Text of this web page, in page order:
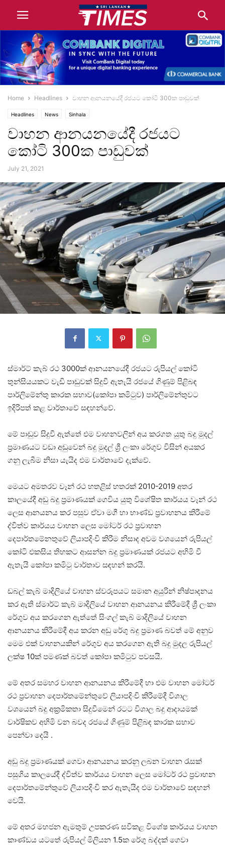
Home Headlines වාහන ආනයනයේදී රජයට කෝටි 300ක පාඩුවක්
Headlines News Sinhala
වාහන ආනයනයේදී රජයට
කෝටි 300ක පාඩුවක්
July 21, 2021
ස්මාර්ට් කැබ් රථ 3000ක් ආනයනයේදී රජයට රුපියල් කෝටි
තුන්සියයකට වැඩි පාඩුවක් සිදුවී ඇතැයි රජයේ ගිණුම් පිළිබඳ
පාර්ලිමේන්තු කාරක සභාව(කෝපා කමිටුව) පාර්ලිමේන්තුවට
ඉදිරිපත් කළ වාර්තාවේ සඳහන්වේ.
මේ පාඩුව සිදුවී ඇත්තේ එම වාහනවලින් අය කරගත යුතු බදු මුදල්
ප්‍රමාණයට වඩා අඩුවෙන් බදු මුදල් ශ්‍රී ලංකා රේගුව විසින් අයකර
ගනු ලැබීම නිසා යැයිද එම වාර්තාවේ දැක්වේ.
මෙයට අමතරව වෑන් රථ හතළිස් හතරක් 2010-2019 අතර
කාලයේදී අඩු බදු ප්‍රමාණයක් ගෙවිය යුතු විශේෂිත කාර්යය වෑන් රථ
ලෙස ආනයනය කර පසුව ඒවා මගී හා භාණ්ඩ ප්‍රවාහනය කිරීමේ
ද්විත්ව කාර්යය වාහන ලෙස මෝටර් රථ ප්‍රවාහන
දෙපාර්තමේනතුවේ ලියාපදිංචි කිරීම නිසාද අවම වශයෙන් රුපියල්
කෝටි එකසිය තිහකට ආසන්න බදු ප්‍රමාණයක් රජයට අහිමි වී
ඇතැයි කෝපා කමිටු වාර්තාව සඳහන් කරයි.
ඩබල් කැබ් මාදිලි‍යේ වාහන ස්වරූපයට සමාන අයුරින් නිෂ්පාදනය
කර ඇති ස්මාර්ට් කැබ් මාදිලියේ වාහන ආනයනය කිරීමේදී ශ්‍රී ලංකා
රේගුව අය කරගෙන ඇත්තේ සිංගල් කැබ් මාදිලියේ වාහන
ආනයනය කිරීමේදී අය කරන අඩු රේගු බදු ප්‍රමාණ බවත් මේ අනුව
මෙම එක් වාහනයකින් රේගුව අය කරගෙන ඇති බදු මුදල රුපියල්
ලක්ෂ 10ක් පමණක් බවත් කෝපා කමිටුව පවසයි.
මේ අතර සමහර වාහන ආනයනය කිරීමේදී හා එම වාහන මෝටර්
රථ ප්‍රවාහන දෙපාර්තමේන්තුවේ ලියාපදිංචි කිරීමේදී විශාල
වශයෙන් බදු අක්‍රමිකතා සිදුවීමෙන් රටට විශාල බදු ආදායමක්
වාර්ෂිකව අහිමි වන බවද රජයේ ගිණුම් පිළිබඳ කාරක සභාව
පෙන්වා දෙයි .
අඩු බදු ප්‍රමාණයක් ගෙවා ආනයනය කරනු ලබන වාහන රැසක්
පසුගිය කාලයේදී ද්විත්ව කාර්යය වාහන ලෙස මෝටර් රථ ප්‍රවාහන
දෙපාර්තමේන්තුවේ ලියාපදිංචි කර ඇතැයිද එම වාර්තාවේ සඳහන්
වෙයි.
මේ අතර මහජන ඇමතුම් උපකරණ සවිකළ විශේෂ කාර්යය වාහන
කාණ්ඩය යටතේ රුපියල් මිලියන 1.5ක රේගු බද්දක් ගෙවා